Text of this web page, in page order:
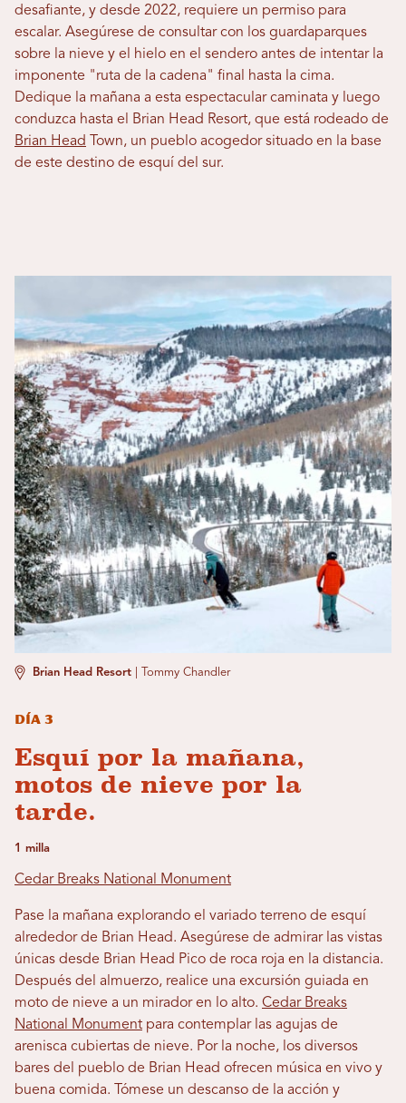
desafiante, y desde 2022, requiere un permiso para
escalar. Asegúrese de consultar con los guardaparques
sobre la nieve y el hielo en el sendero antes de intentar la
imponente "ruta de la cadena" final hasta la cima.
Dedique la mañana a esta espectacular caminata y luego
conduzca hasta el Brian Head Resort, que está rodeado de
Brian Head
Town, un pueblo acogedor situado en la base
de este destino de esquí del sur.
Brian Head Resort Tommy Chandler
Día 3
Esquí por la mañana,
motos de nieve por la
tarde.
1 milla
Cedar Breaks National Monument
Pase la mañana explorando el variado terreno de esquí
alrededor de Brian Head. Asegúrese de admirar las vistas
únicas desde Brian Head Pico de roca roja en la distancia.
Después del almuerzo, realice una excursión guiada en
moto de nieve a un mirador en lo alto. Cedar Breaks
National Monument para contemplar las agujas de
arenisca cubiertas de nieve. Por la noche, los diversos
bares del pueblo de Brian Head ofrecen música en vivo y
buena comida. Tómese un descanso de la acción y